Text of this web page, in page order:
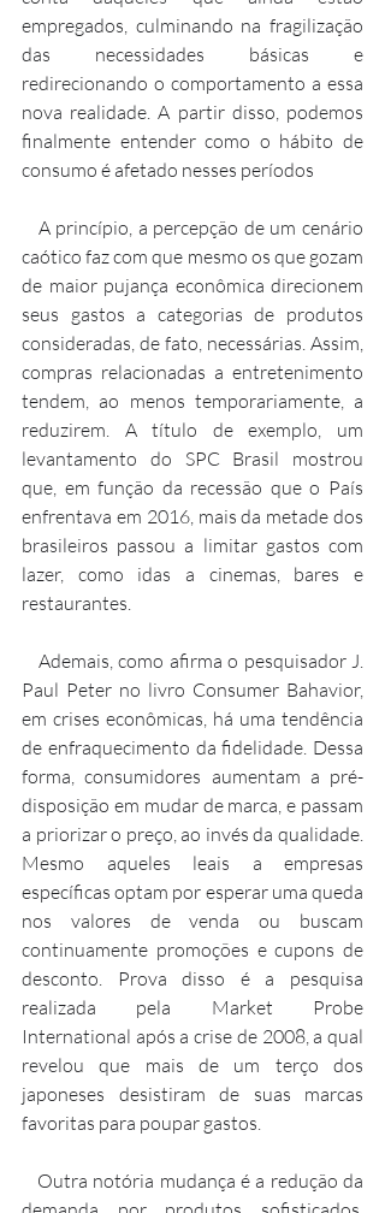
empregados, culminando na fragilização
das necessidades básicas e
redirecionando o comportamento a essa
nova realidade. A partir disso, podemos
finalmente entender como o hábito de
consumo é afetado nesses períodos
caótico faz com que mesmo os que gozam
de maior pujança econômica direcionem
seus gastos a categorias de produtos
consideradas, de fato, necessárias. Assim,
compras relacionadas a entretenimento
tendem, ao menos temporariamente, a
reduzirem. A título de exemplo, um
levantamento do SPC Brasil mostrou
que, em função da recessão que o País
enfrentava em 2016, mais da metade dos
brasileiros passou a limitar gastos com
lazer, como idas a cinemas, bares e
restaurantes.
Paul Peter no livro Consumer Bahavior,
em crises econômicas, há uma tendência
de enfraquecimento da fidelidade. Dessa
forma, consumidores aumentam a pré-
disposição em mudar de marca, e passam
a priorizar o preço, ao invés da qualidade.
Mesmo aqueles leais a empresas
específicas optam por esperar uma queda
nos valores de venda ou buscam
continuamente promoções e cupons de
desconto. Prova disso é a pesquisa
realizada pela Market Probe
International após a crise de 2008, a qual
revelou que mais de um terço dos
japoneses desistiram de suas marcas
favoritas para poupar gastos.